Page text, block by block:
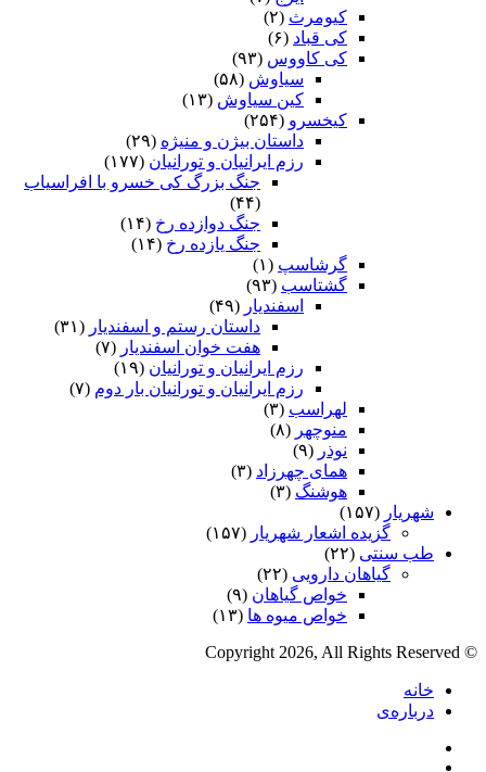
کیومرث (۲)
کی قباد (۶)
کی کاووس (۹۳)
سیاوش (۵۸)
کین سیاوش (۱۳)
کیخسرو (۲۵۴)
داستان بیژن و منیژه (۲۹)
رزم ایرانیان و تورانیان (۱۷۷)
جنگ بزرگ کی خسرو با افراسیاب
(۴۴)
جنگ دوازده رخ (۱۴)
جنگ یازده رخ (۱۴)
گرشاسپ (۱)
گشتاسب (۹۳)
اسفندیار (۴۹)
داستان رستم و اسفندیار (۳۱)
هفت خوان اسفندیار (۷)
رزم ایرانیان و تورانیان (۱۹)
رزم ایرانیان و تورانیان بار دوم (۷)
لهراسب (۳)
منوچهر (۸)
نوذر (۹)
هماى چهرزاد (۳)
هوشنگ (۳)
شهریار (۱۵۷)
گزیده اشعار شهریار (۱۵۷)
طب سنتی (۲۲)
گیاهان دارویی (۲۲)
خواص گیاهان (۹)
خواص میوه ها (۱۳)
© Copyright 2026, All Rights Reserved
خانه
درباره‌ی